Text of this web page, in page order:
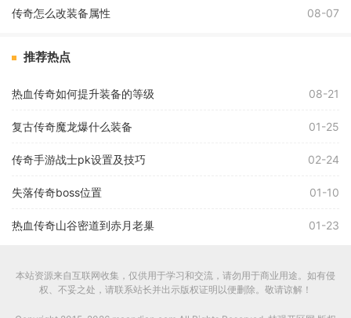
传奇怎么改装备属性 08-07
推荐热点
热血传奇如何提升装备的等级 08-21
复古传奇魔龙爆什么装备 01-25
传奇手游战士pk设置及技巧 02-24
失落传奇boss位置 01-10
热血传奇山谷密道到赤月老巢 01-23
本站资源来自互联网收集，仅供用于学习和交流，请勿用于商业用途。如有侵
权、不妥之处，请联系站长并出示版权证明以便删除。敬请谅解！